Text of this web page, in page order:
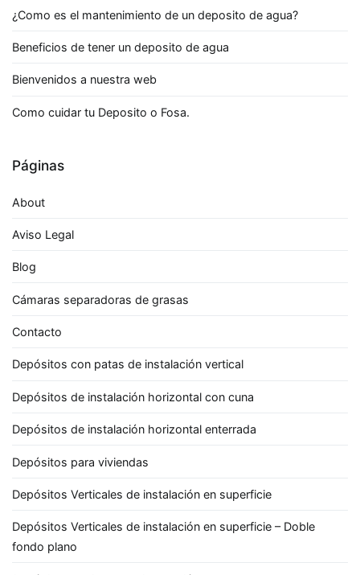
¿Como es el mantenimiento de un deposito de agua?
Beneficios de tener un deposito de agua
Bienvenidos a nuestra web
Como cuidar tu Deposito o Fosa.
Páginas
About
Aviso Legal
Blog
Cámaras separadoras de grasas
Contacto
Depósitos con patas de instalación vertical
Depósitos de instalación horizontal con cuna
Depósitos de instalación horizontal enterrada
Depósitos para viviendas
Depósitos Verticales de instalación en superficie
Depósitos Verticales de instalación en superficie – Doble
fondo plano